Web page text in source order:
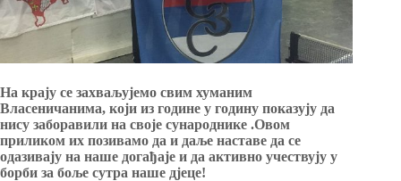
На крају се захваљујемо свим хуманим
Власеничанима, који из године у годину показују да
нису заборавили на своје сународнике .Овом
приликом их позивамо да и даље наставе да се
одазивају на наше догађаје и да активно учествују у
борби за боље сутра наше дјеце!